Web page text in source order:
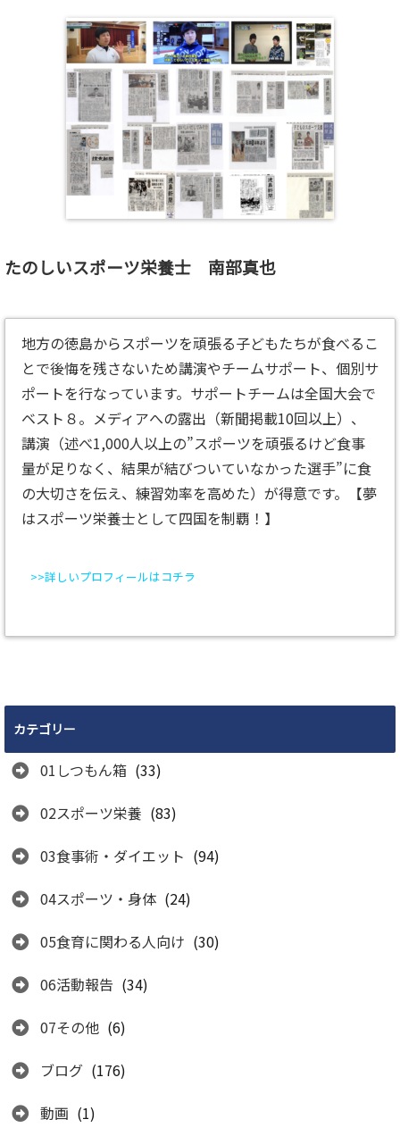
たのしいスポーツ栄養士 南部真也
地方の徳島からスポーツを頑張る子どもたちが食べるこ
とで後悔を残さないため講演やチームサポート、個別サ
ポートを行なっています。サポートチームは全国大会で
ベスト８。メディアへの露出（新聞掲載10回以上）、
講演（述べ1,000人以上の”スポーツを頑張るけど食事
量が足りなく、結果が結びついていなかった選手”に食
の大切さを伝え、練習効率を高めた）が得意です。【夢
はスポーツ栄養士として四国を制覇！】
>>詳しいプロフィールはコチラ
カテゴリー
01しつもん箱 (33)
02スポーツ栄養 (83)
03食事術・ダイエット (94)
04スポーツ・身体 (24)
05食育に関わる人向け (30)
06活動報告 (34)
07その他 (6)
ブログ (176)
動画 (1)